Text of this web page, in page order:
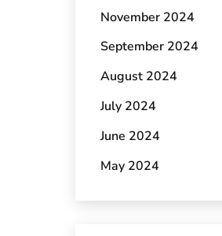
November 2024
September 2024
August 2024
July 2024
June 2024
May 2024